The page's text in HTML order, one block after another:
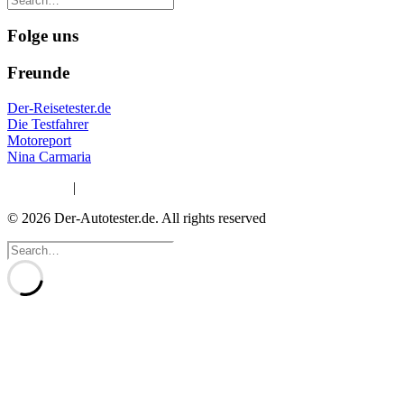
Folge uns
Freunde
Der-Reisetester.de
Die Testfahrer
Motoreport
Nina Carmaria
|
© 2026 Der-Autotester.de. All rights reserved